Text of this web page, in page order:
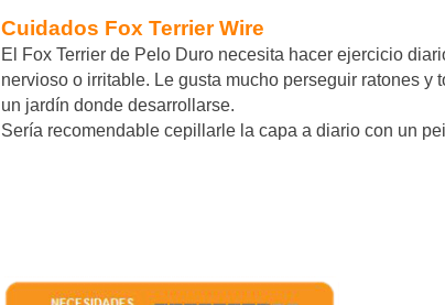
Cuidados Fox Terrier Wire
El Fox Terrier de Pelo Duro necesita hacer ejercicio
nervioso o irritable. Le gusta mucho perseguir ratones y
un jardín donde desarrollarse.
Sería recomendable cepillarle la capa a diario con un